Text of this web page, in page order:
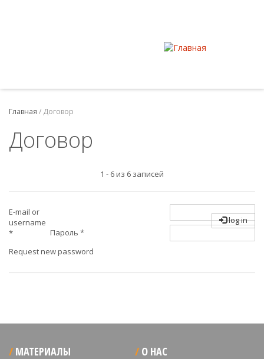
Главная / Договор
Договор
1 - 6 из 6 записей
E-mail or
username
*
Пароль *
Request new password
log in
МАТЕРИАЛЫ О НАС